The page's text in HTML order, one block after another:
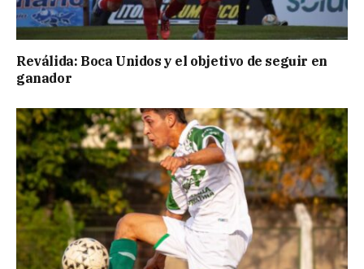
Reválida: Boca Unidos y el objetivo de seguir en
ganador